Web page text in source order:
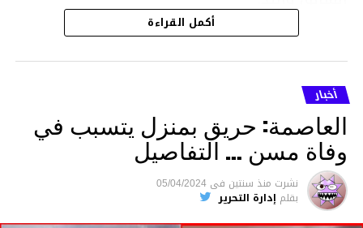
هذا وقد تمكن أعوان مركز الأمن الوطني بحي
هلال في توقيت قياسي من محاصرة المشتبه به
والقبض عليه وإحالته على التحقيق في خصوص
ما نُسبه إليه.
متابعة
قسم الاخبار
أكمل القراءة
أخبار
العاصمة: حريق بمنزل يتسبب في
وفاة مسن … التفاصيل
نشرت منذ سنتين فى 05/04/2024
بقلم إدارة التحرير